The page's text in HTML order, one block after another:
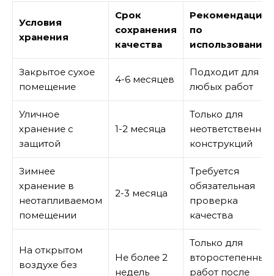
Условия
хранения
Срок
сохранения
качества
Рекомендации
по
использованию
Закрытое сухое
помещение
4-6 месяцев
Подходит для
любых работ
Уличное
хранение с
защитой
1-2 месяца
Только для
неответственных
конструкций
Зимнее
хранение в
неотапливаемом
помещении
2-3 месяца
Требуется
обязательная
проверка
качества
На открытом
воздухе без
Не более 2
недель
Только для
второстепенных
работ после